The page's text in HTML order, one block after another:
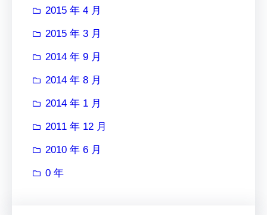
2015 年 4 月
2015 年 3 月
2014 年 9 月
2014 年 8 月
2014 年 1 月
2011 年 12 月
2010 年 6 月
0 年